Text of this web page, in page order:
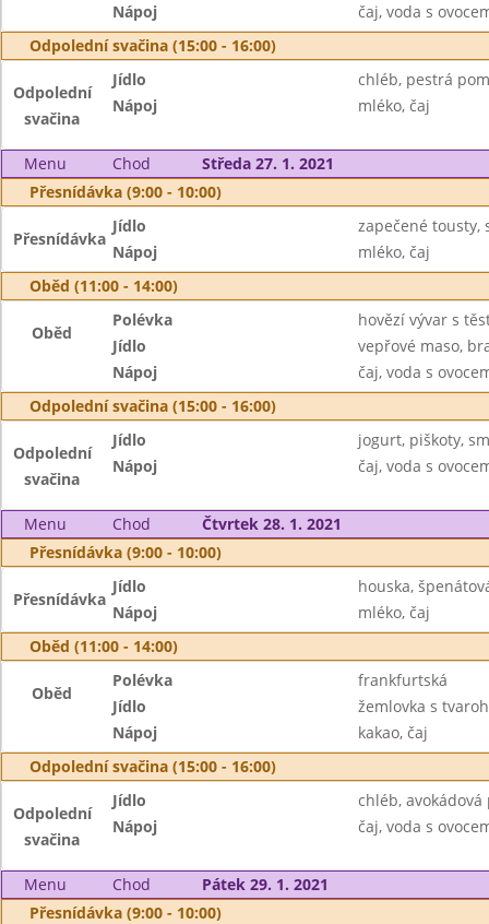
Nápoj
čaj, voda s
Odpolední svačina (15:00 - 16:00)
Odpolední
svačina
Jídlo
chléb, pestrá
Nápoj
mléko, čaj
Menu Chod
Středa 27. 1. 2021
Přesnídávka (9:00 - 10:00)
Přesnídávka
Jídlo
zapečené tousty,
Nápoj
mléko, čaj
Oběd (11:00 - 14:00)
Oběd
Polévka
hovězí vývar s
Jídlo
vepřové maso,
Nápoj
čaj, voda s
Odpolední svačina (15:00 - 16:00)
Odpolední
svačina
Jídlo
jogurt, piškoty,
Nápoj
čaj, voda s
Menu Chod
Čtvrtek 28. 1. 2021
Přesnídávka (9:00 - 10:00)
Přesnídávka
Jídlo
houska,
Nápoj
mléko, čaj
Oběd (11:00 - 14:00)
Oběd
Polévka
frankfurtská
Jídlo
žemlovka s
Nápoj
kakao, čaj
Odpolední svačina (15:00 - 16:00)
Odpolední
svačina
Jídlo
chléb,
Nápoj
čaj, voda s
Menu Chod
Pátek 29. 1. 2021
Přesnídávka (9:00 - 10:00)